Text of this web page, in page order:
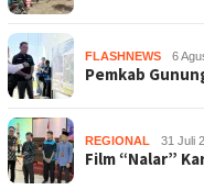
FLASHNEWS 6
Pemkab
REGIONAL 31 Juli
Film “Nalar”